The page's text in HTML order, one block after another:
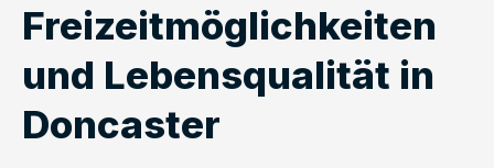
Freizeitmöglichkeiten
und Lebensqualität in
Doncaster